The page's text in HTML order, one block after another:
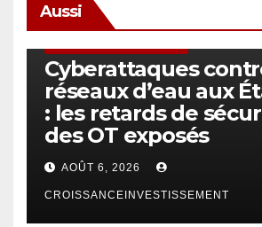
Aussi
Cyberattaques
réseaux d’eau aux
: les retards de
des OT exposés
AOÛT 6, 2026
CROISSANCEINVESTISSEMENT